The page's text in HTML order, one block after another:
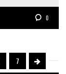
0
7